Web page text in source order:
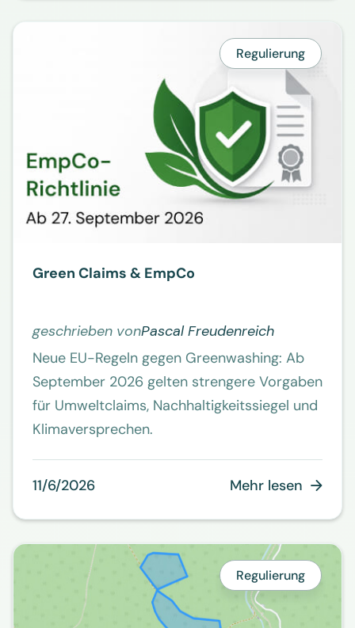
Regulierung
Green Claims & EmpCo
geschrieben vonPascal Freudenreich
Neue EU-Regeln gegen Greenwashing: Ab
September 2026 gelten strengere Vorgaben
für Umweltclaims, Nachhaltigkeitssiegel und
Klimaversprechen.
11/6/2026 Mehr lesen 
Regulierung